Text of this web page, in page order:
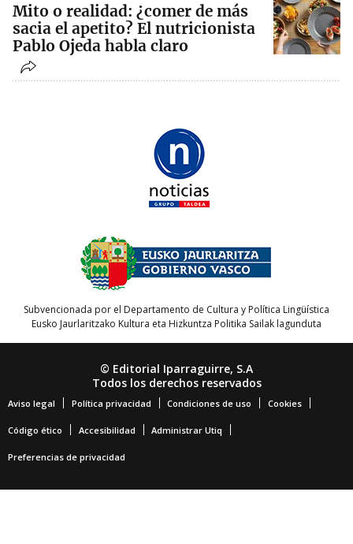
Mito o realidad: ¿comer de más
sacia el apetito? El nutricionista
Pablo Ojeda habla claro
Subvencionada por el Departamento de Cultura y Política Lingüística
Eusko Jaurlaritzako Kultura eta Hizkuntza Politika Sailak lagunduta
© Editorial Iparraguirre, S.A
Todos los derechos reservados
Aviso legal Política privacidad Condiciones de uso Cookies
Código ético Accesibilidad Administrar Utiq
Preferencias de privacidad